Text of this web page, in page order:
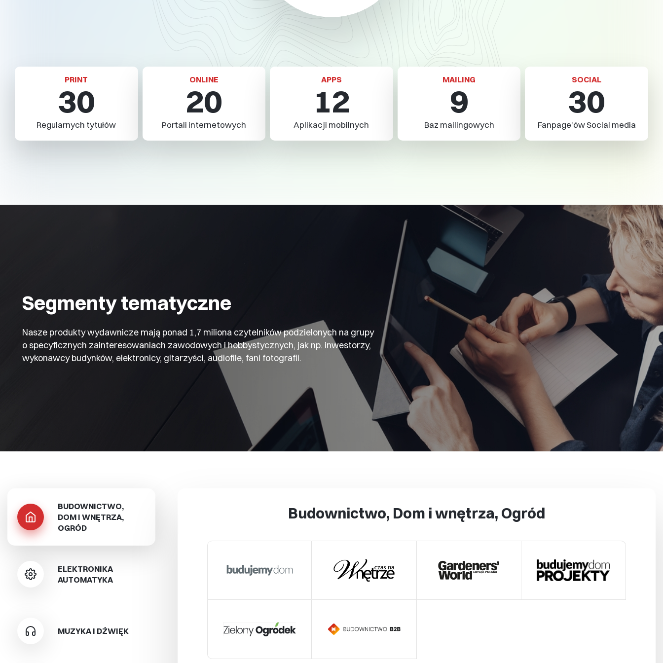
PRINT
30
Regularnych tytułów
ONLINE
20
Portali internetowych
APPS
12
Aplikacji mobilnych
MAILING
9
Baz mailingowych
SOCIAL
30
Fanpage'ów Social media
Segmenty tematyczne
Nasze produkty wydawnicze mają ponad 1,7 miliona czytelników podzielonych na grupy
o specyficznych zainteresowaniach zawodowych i hobbystycznych, jak np. inwestorzy,
wykonawcy budynków, elektronicy, gitarzyści, audiofile, fani fotografii.
BUDOWNICTWO,
DOM I WNĘTRZA,
OGRÓD
ELEKTRONIKA
AUTOMATYKA
MUZYKA I DŹWIĘK
Budownictwo, Dom i wnętrza, Ogród
Elektronika Automatyka
Muzyka i dźwięk
Fotografia
Edukacja Nowe technologie
Zdrowie Medycyna
AVT-Korporacja Sp. z o.o.
ul. Leszczynowa 11, 03-197 Warszawa